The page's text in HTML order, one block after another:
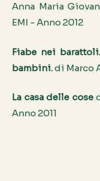
Anna Maria
EMI - Anno 2012
Fiabe nei
bambini.di Marco
La casa delle cose
Anno 2011